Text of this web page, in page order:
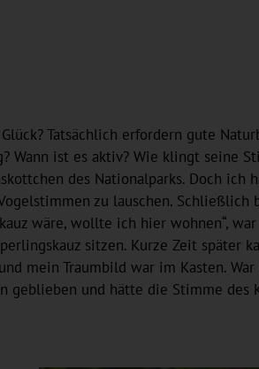
Tatsächlich erfordern gute
Wann ist es aktiv? Wie klingt seine
des Nationalparks. Doch ich
zu lauschen. Schließlich
wäre, wollte ich hier wohnen“,
sitzen. Kurze Zeit später
mein Traumbild war im Kasten. War
und hätte die Stimme des